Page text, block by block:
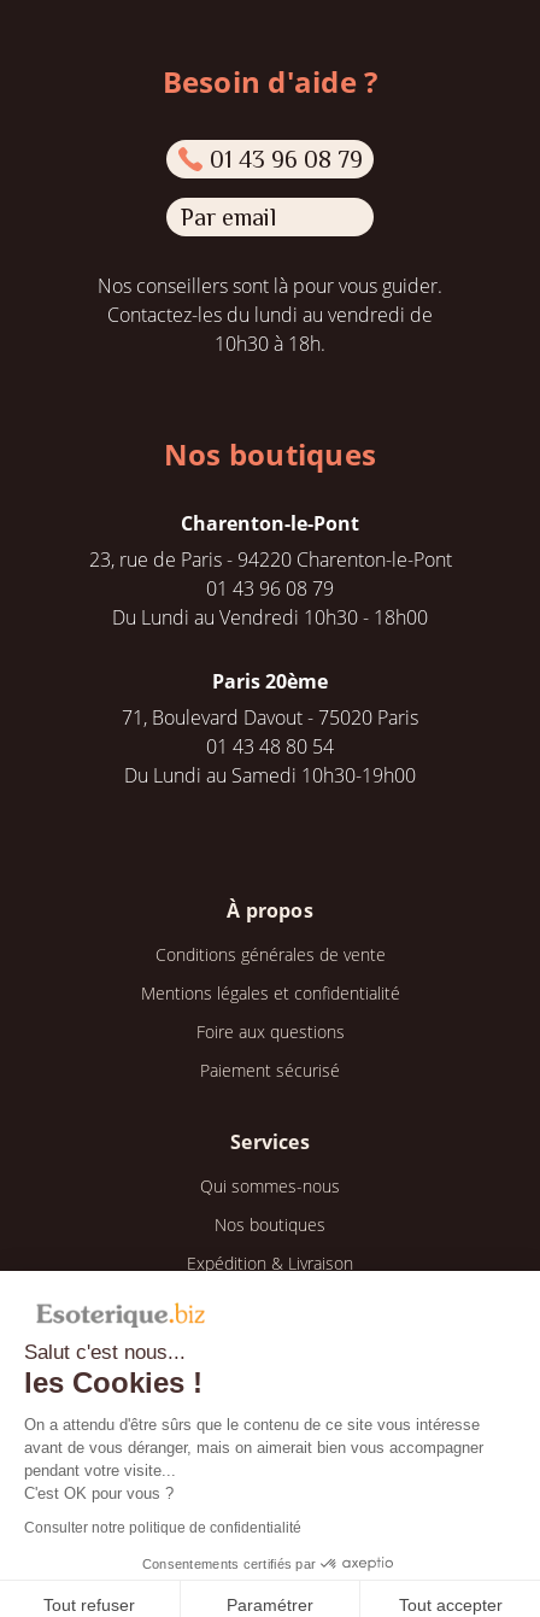
Salut c'est nous...
les Cookies !
On a attendu d'être sûrs que le contenu de ce site vous intéresse
avant de vous déranger, mais on aimerait bien vous accompagner
pendant votre visite...
C'est OK pour vous ?
Consulter notre politique de confidentialité
Consentements certifiés par
Tout refuser Paramétrer Tout accepter
Besoin d'aide ?
01 43 96 08 79
Par email
Nos conseillers sont là pour vous guider.
Contactez-les du lundi au vendredi de
10h30 à 18h.
Nos boutiques
Charenton-le-Pont
23, rue de Paris - 94220 Charenton-le-Pont
01 43 96 08 79
Du Lundi au Vendredi 10h30 - 18h00
Paris 20ème
71, Boulevard Davout - 75020 Paris
01 43 48 80 54
Du Lundi au Samedi 10h30-19h00
À propos
Conditions générales de vente
Mentions légales et confidentialité
Foire aux questions
Paiement sécurisé
Services
Qui sommes-nous
Nos boutiques
Expédition & Livraison
Retour & Remboursement
Mon compte
Mes informations
Blog
Bientôt disponible !